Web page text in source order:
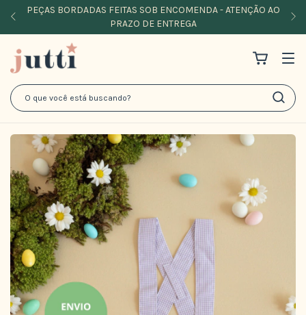
PEÇAS BORDADAS FEITAS SOB ENCOMENDA - ATENÇÃO AO
PRAZO DE ENTREGA